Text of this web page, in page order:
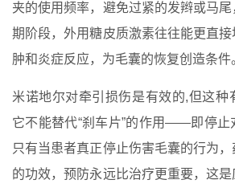
夹的使用频率，避免过紧的发辫或马
期阶段，外用糖皮质激素往往能更直
肿和炎症反应，为毛囊的恢复创造条件
米诺地尔对牵引损伤是有效的,但这种
它不能替代“刹车片”的作用——即停止
只有当患者真正停止伤害毛囊的行为
的功效，预防永远比治疗更重要，这